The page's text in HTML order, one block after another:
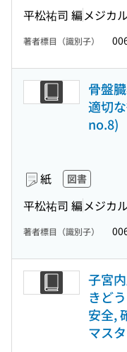
平松祐司 編 メジカ
著者標目（識別子）
骨盤
適切
no.8)
紙 図書
平松祐司 編 メジカ
著者標目（識別子）
子宮
きど
安全,
マス